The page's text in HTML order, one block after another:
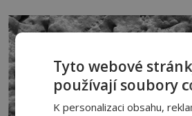
Tyto webové
používají soubory
K personalizaci obsahu,